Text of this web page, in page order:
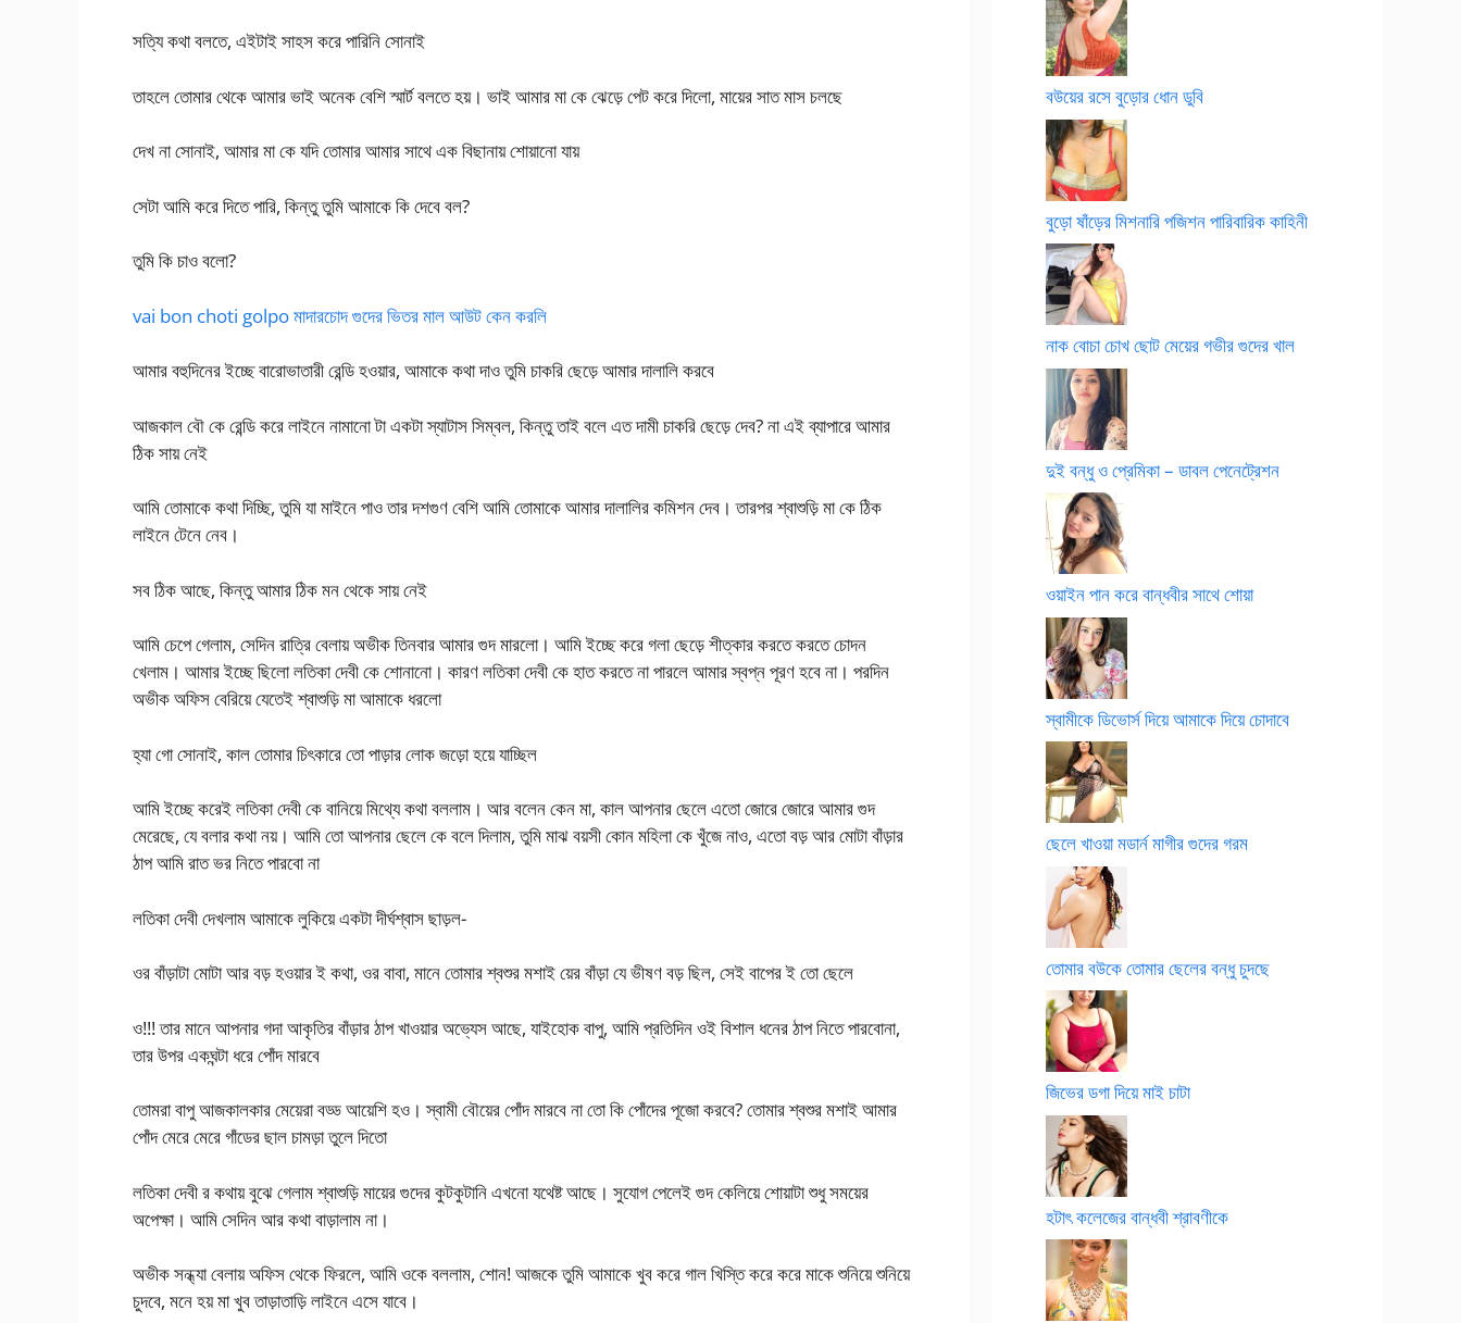
সত্যি কথা বলতে, এইটাই সাহস করে পারিনি সোনাই
তাহলে তোমার থেকে আমার ভাই অনেক বেশি স্মার্ট বলতে হয়। ভাই আমার মা কে ঝেড়ে পেট করে দিলো, মায়ের সাত মাস চলছে
দেখ না সোনাই, আমার মা কে যদি তোমার আমার সাথে এক বিছানায় শোয়ানো যায়
সেটা আমি করে দিতে পারি, কিন্তু তুমি আমাকে কি দেবে বল?
তুমি কি চাও বলো?
vai bon choti golpo মাদারচোদ গুদের ভিতর মাল আউট কেন করলি
আমার বহুদিনের ইচ্ছে বারোভাতারী রেন্ডি হওয়ার, আমাকে কথা দাও তুমি চাকরি ছেড়ে আমার দালালি করবে
আজকাল বৌ কে রেন্ডি করে লাইনে নামানো টা একটা স্যাটাস সিম্বল, কিন্তু তাই বলে এত দামী চাকরি ছেড়ে দেব? না এই ব্যাপারে আমার
ঠিক সায় নেই
আমি তোমাকে কথা দিচ্ছি, তুমি যা মাইনে পাও তার দশগুণ বেশি আমি তোমাকে আমার দালালির কমিশন দেব। তারপর শ্বাশুড়ি মা কে ঠিক
লাইনে টেনে নেব।
সব ঠিক আছে, কিন্তু আমার ঠিক মন থেকে সায় নেই
আমি চেপে গেলাম, সেদিন রাত্রি বেলায় অভীক তিনবার আমার গুদ মারলো। আমি ইচ্ছে করে গলা ছেড়ে শীত্কার করতে করতে চোদন
খেলাম। আমার ইচ্ছে ছিলো লতিকা দেবী কে শোনানো। কারণ লতিকা দেবী কে হাত করতে না পারলে আমার স্বপ্ন পূরণ হবে না। পরদিন
অভীক অফিস বেরিয়ে যেতেই শ্বাশুড়ি মা আমাকে ধরলো
হ্যা গো সোনাই, কাল তোমার চিৎকারে তো পাড়ার লোক জড়ো হয়ে যাচ্ছিল
আমি ইচ্ছে করেই লতিকা দেবী কে বানিয়ে মিথ্যে কথা বললাম। আর বলেন কেন মা, কাল‌ আপনার ছেলে এতো জোরে জোরে আমার গুদ
মেরেছে, যে বলার কথা নয়। আমি তো আপনার ছেলে কে বলে দিলাম, তুমি মাঝ বয়সী কোন মহিলা কে খুঁজে নাও, এতো বড় আর মোটা বাঁড়ার
ঠাপ আমি রাত ভর নিতে পারবো না
লতিকা দেবী দেখলাম আমাকে লুকিয়ে একটা দীর্ঘশ্বাস ছাড়ল-
ওর বাঁড়াটা মোটা আর বড় হওয়ার ই কথা, ওর বাবা, মানে তোমার শ্বশুর মশাই য়ের বাঁড়া যে ভীষণ বড় ছিল, সেই বাপের ই তো ছেলে
ও!!! তার মানে আপনার গদা আকৃতির বাঁড়ার ঠাপ খাওয়ার অভ্যেস আছে, যাইহোক বাপু, আমি প্রতিদিন ওই বিশাল ধনের ঠাপ নিতে পারবোনা,
তার উপর একঘন্টা ধরে পোঁদ মারবে
তোমরা বাপু আজকালকার মেয়েরা বড্ড আয়েশি হও। স্বামী বৌয়ের পোঁদ মারবে না তো কি পোঁদের পূজো করবে? তোমার শ্বশুর মশাই আমার
পোঁদ মেরে মেরে গাঁডের ছাল চামড়া তুলে দিতো
লতিকা দেবী র কথায় বুঝে গেলাম শ্বাশুড়ি মায়ের গুদের কুটকুটানি এখনো যথেষ্ট আছে। সুযোগ পেলেই গুদ কেলিয়ে শোয়াটা শুধু সময়ের
অপেক্ষা। আমি সেদিন আর কথা বাড়ালাম না।
অভীক সন্ধ্যা বেলায় অফিস থেকে ফিরলে, আমি ওকে বললাম, শোন! আজকে তুমি আমাকে খুব করে গাল খিস্তি করে করে মাকে শুনিয়ে শুনিয়ে
চুদবে, মনে হয় মা খুব তাড়াতাড়ি লাইনে এসে যাবে।
বউয়ের রসে বুড়োর ধোন ডুবি
বুড়ো ষাঁড়ের মিশনারি পজিশন পারিবারিক কাহিনী
নাক বোচা চোখ ছোট মেয়ের গভীর গুদের খাল
দুই বন্ধু ও প্রেমিকা – ডাবল পেনেট্রেশন
ওয়াইন পান করে বান্ধবীর সাথে শোয়া
স্বামীকে ডিভোর্স দিয়ে আমাকে দিয়ে চোদাবে
ছেলে খাওয়া মডার্ন মাগীর গুদের গরম
তোমার বউকে তোমার ছেলের বন্ধু চুদছে
জিভের ডগা দিয়ে মাই চাটা
হটাৎ কলেজের বান্ধবী শ্রাবণীকে